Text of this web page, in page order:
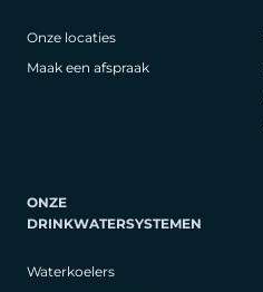
Onze locaties
Maak een afspraak
ONZE
DRINKWATERSYSTEMEN
Waterkoelers